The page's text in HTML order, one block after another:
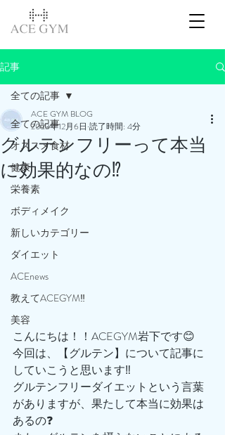
記事
全ての記事
オススメ食材
健康
栄養素
ボディメイク
新しいカテゴリー
ダイエット
ACEnews
教えてACEGYM‼️
美容
全ての記事
グルテンフリーって本当
に効果的なの⁉️
ACE GYM BLOG
2023年12月6日 読了時間: 4分
こんにちは！！ACEGYM岩下です😊
今回は、【グルテン】について記事に
していこうと思います‼️
グルテンフリーダイエットという言葉
がありますが、果たして本当に効果は
あるの❓